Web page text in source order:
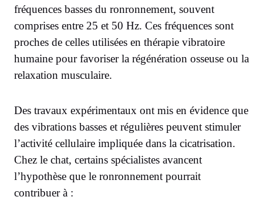
fréquences basses du ronronnement, souvent
comprises entre 25 et 50 Hz. Ces fréquences sont
proches de celles utilisées en thérapie vibratoire
humaine pour favoriser la régénération osseuse ou la
relaxation musculaire.
Des travaux expérimentaux ont mis en évidence que
des vibrations basses et régulières peuvent stimuler
l’activité cellulaire impliquée dans la cicatrisation.
Chez le chat, certains spécialistes avancent
l’hypothèse que le ronronnement pourrait
contribuer à :